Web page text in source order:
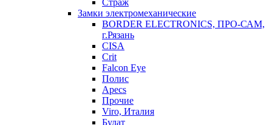
Страж
Замки электромеханические
BORDER ELECTRONICS, ПРО-САМ,
г.Рязань
CISA
Crit
Falcon Eye
Полис
Apecs
Прочие
Viro, Италия
Булат